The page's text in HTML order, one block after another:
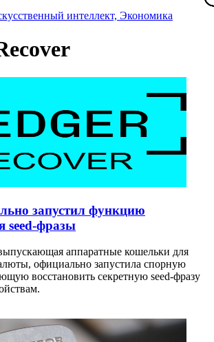
интеллект, Экономика
запустил функцию
seed-фразы
аппаратные кошельки для
официально запустила спорную
восстановить секретную seed-фразу